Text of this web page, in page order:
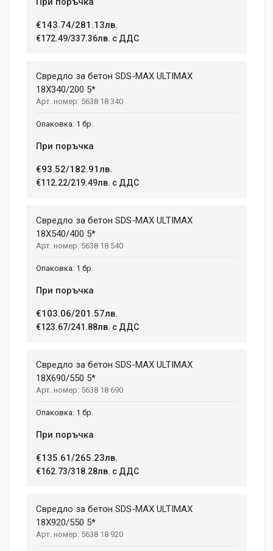
€143.74/281.13лв.
€172.49/337.36лв. с ДДС
Свредло за бетон SDS-MAX ULTIMAX
18X340/200 5*
5638 18 340
1 бр.
При поръчка
€93.52/182.91лв.
€112.22/219.49лв. с ДДС
Свредло за бетон SDS-MAX ULTIMAX
18X540/400 5*
5638 18 540
1 бр.
При поръчка
€103.06/201.57лв.
€123.67/241.88лв. с ДДС
Свредло за бетон SDS-MAX ULTIMAX
18X690/550 5*
5638 18 690
1 бр.
При поръчка
€135.61/265.23лв.
€162.73/318.28лв. с ДДС
Свредло за бетон SDS-MAX ULTIMAX
18X920/550 5*
5638 18 920